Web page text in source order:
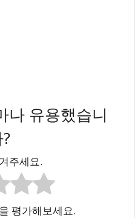
나 유용했습니
주세요.
평가해보세요.